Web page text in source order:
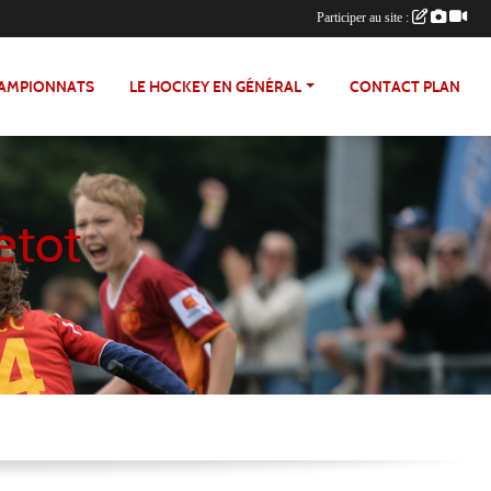
LE HOCKEY EN GÉNÉRAL CONTACT PLAN
Participer au site :